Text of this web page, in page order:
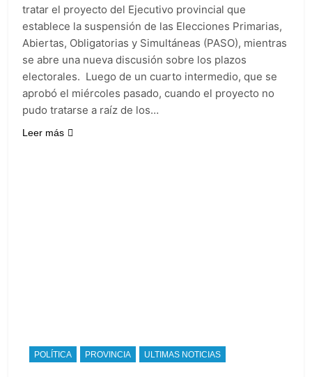
tratar el proyecto del Ejecutivo provincial que
establece la suspensión de las Elecciones Primarias,
Abiertas, Obligatorias y Simultáneas (PASO), mientras
se abre una nueva discusión sobre los plazos
electorales. Luego de un cuarto intermedio, que se
aprobó el miércoles pasado, cuando el proyecto no
pudo tratarse a raíz de los…
Leer más
POLÍTICA PROVINCIA ULTIMAS NOTICIAS